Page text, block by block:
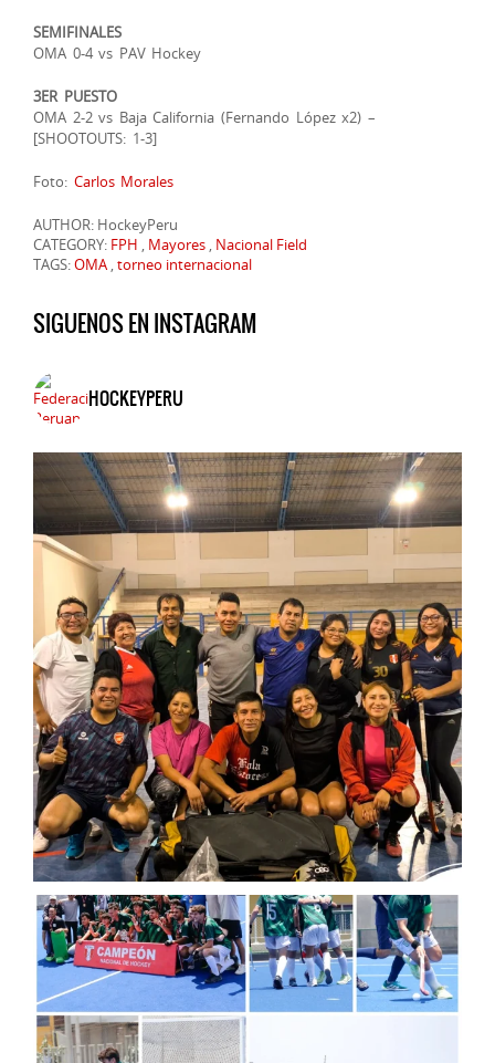
SEMIFINALES
OMA 0-4 vs PAV Hockey
3ER PUESTO
OMA 2-2 vs Baja California (Fernando López x2) –
[SHOOTOUTS: 1-3]
Foto: Carlos Morales
AUTHOR: HockeyPeru
CATEGORY: FPH , Mayores , Nacional Field
TAGS:OMA ,torneo internacional
SIGUENOS EN INSTAGRAM
HOCKEYPERU